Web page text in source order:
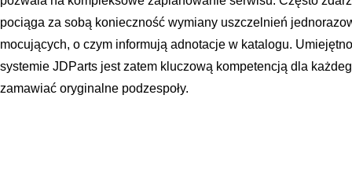
pociąga za sobą konieczność wymiany uszczelnień
mocujących, o czym informują adnotacje w katalogu.
systemie JDParts jest zatem kluczową kompetencją dla
zamawiać oryginalne podzespoły.